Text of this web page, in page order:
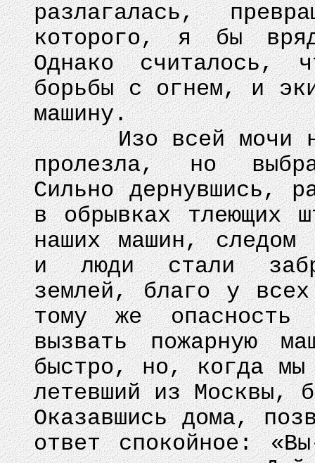
разлагалась,
которого, я бы
Однако считалось,
борьбы с огнем, и
машину.
Изо всей мочи
пролезла, но
Сильно дернувшись,
в обрывках тлеющих
наших машин, следом
и люди стали
землей, благо у
тому же опасность
вызвать пожарную
быстро, но, когда мы
летевший из Москвы,
Оказавшись дома,
ответ спокойное: